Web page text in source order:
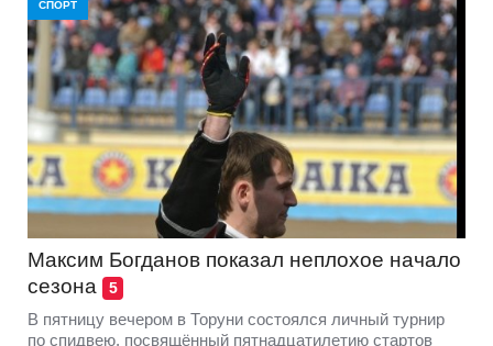
СПОРТ
Максим Богданов показал неплохое начало
сезона
5
В пятницу вечером в Торуни состоялся личный турнир
по спидвею, посвящённый пятнадцатилетию стартов